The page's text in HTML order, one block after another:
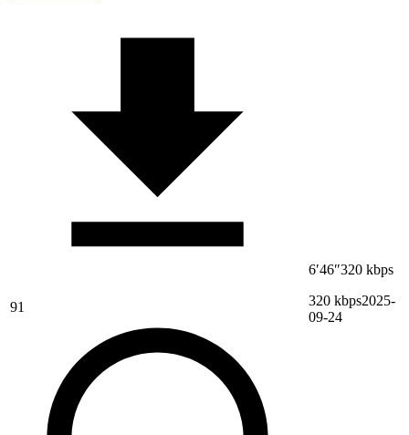
91
6′46″320 kbps
320 kbps2025-
09-24